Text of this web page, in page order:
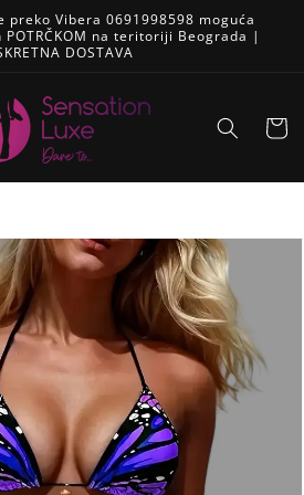
preko Vibera 0691998598 moguća
na teritoriji Beograda |
DOSTAVA
Korpa